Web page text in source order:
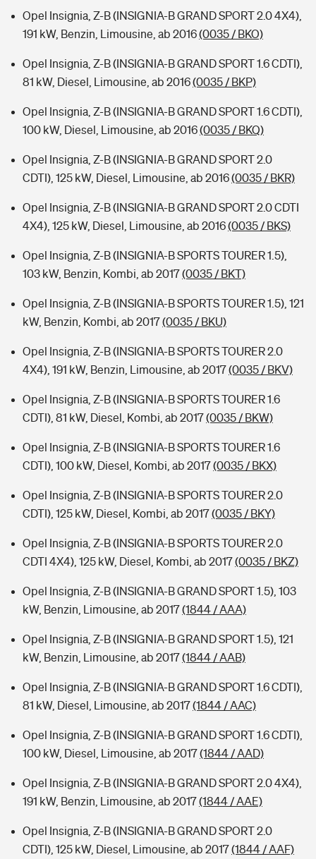
Opel Insignia, Z-B (INSIGNIA-B GRAND SPORT 2.0 4X4),
191 kW, Benzin, Limousine, ab 2016(0035 / BKO)
Opel Insignia, Z-B (INSIGNIA-B GRAND SPORT 1.6 CDTI),
81 kW, Diesel, Limousine, ab 2016(0035 / BKP)
Opel Insignia, Z-B (INSIGNIA-B GRAND SPORT 1.6 CDTI),
100 kW, Diesel, Limousine, ab 2016(0035 / BKQ)
Opel Insignia, Z-B (INSIGNIA-B GRAND SPORT 2.0
CDTI), 125 kW, Diesel, Limousine, ab 2016(0035 / BKR)
Opel Insignia, Z-B (INSIGNIA-B GRAND SPORT 2.0 CDTI
4X4), 125 kW, Diesel, Limousine, ab 2016(0035 / BKS)
Opel Insignia, Z-B (INSIGNIA-B SPORTS TOURER 1.5),
103 kW, Benzin, Kombi, ab 2017(0035 / BKT)
Opel Insignia, Z-B (INSIGNIA-B SPORTS TOURER 1.5), 121
kW, Benzin, Kombi, ab 2017(0035 / BKU)
Opel Insignia, Z-B (INSIGNIA-B SPORTS TOURER 2.0
4X4), 191 kW, Benzin, Limousine, ab 2017(0035 / BKV)
Opel Insignia, Z-B (INSIGNIA-B SPORTS TOURER 1.6
CDTI), 81 kW, Diesel, Kombi, ab 2017(0035 / BKW)
Opel Insignia, Z-B (INSIGNIA-B SPORTS TOURER 1.6
CDTI), 100 kW, Diesel, Kombi, ab 2017(0035 / BKX)
Opel Insignia, Z-B (INSIGNIA-B SPORTS TOURER 2.0
CDTI), 125 kW, Diesel, Kombi, ab 2017(0035 / BKY)
Opel Insignia, Z-B (INSIGNIA-B SPORTS TOURER 2.0
CDTI 4X4), 125 kW, Diesel, Kombi, ab 2017(0035 / BKZ)
Opel Insignia, Z-B (INSIGNIA-B GRAND SPORT 1.5), 103
kW, Benzin, Limousine, ab 2017(1844 / AAA)
Opel Insignia, Z-B (INSIGNIA-B GRAND SPORT 1.5), 121
kW, Benzin, Limousine, ab 2017(1844 / AAB)
Opel Insignia, Z-B (INSIGNIA-B GRAND SPORT 1.6 CDTI),
81 kW, Diesel, Limousine, ab 2017(1844 / AAC)
Opel Insignia, Z-B (INSIGNIA-B GRAND SPORT 1.6 CDTI),
100 kW, Diesel, Limousine, ab 2017(1844 / AAD)
Opel Insignia, Z-B (INSIGNIA-B GRAND SPORT 2.0 4X4),
191 kW, Benzin, Limousine, ab 2017(1844 / AAE)
Opel Insignia, Z-B (INSIGNIA-B GRAND SPORT 2.0
CDTI), 125 kW, Diesel, Limousine, ab 2017(1844 / AAF)